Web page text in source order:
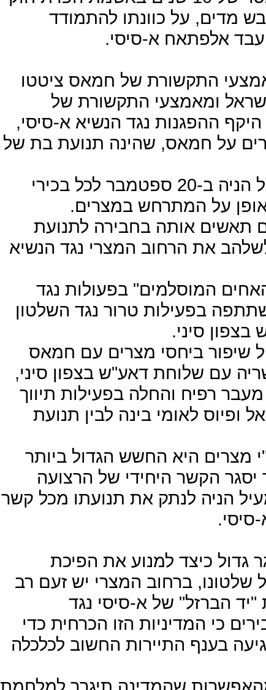
מדים, על כוונתו להתמודד
עבד אלפתאח א-סיסי.
התקשורת של חמאס ציטטו
ומאמצעי התקשורת של
ההפגנות נגד הנשיא א-סיסי,
על חמאס, שהינה תנועת בת של
לכן הורה מנהיג חמאס אסמעיל הניה ב-20 ספטמבר לכל בכירי
על המתרחש במצרים.
אותה בחבירה לתנועת
את הרחוב המצרי נגד הנשיא
המוסלמים" בפעולות נגד
בפעילות טרור נגד השלטון
סיני.
שיפור ביחסי מצרים עם חמאס
עם שלוחת דאע"ש בצפון סיני,
רפיח והחלה בפעילות תיווך
ופיוס לאומי בינה לבין תנועת
מצרים היא החשש הגדול ביותר
הקשר היחידי של הרצועה
הניה לנתק את תנועתו מכל קשר
סיסי.
גדול כיצד למנוע את הפיכת
שלטונו, ברחוב המצרי יש זעם רב
"יד הברזל" של א-סיסי נגד
כי המדיניות הזו הכרחית כדי
בענף התיירות החשוב לכלכלה
שהמדינה תיגרר למלחמת